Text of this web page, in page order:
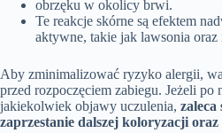
obrzęku w okolicy brwi.
Te reakcje skórne są efektem
aktywne, takie jak lawsonia oraz
Aby zminimalizować ryzyko alergii,
przed rozpoczęciem zabiegu. Jeżeli po
jakiekolwiek objawy uczulenia, zaleca
zaprzestanie dalszej koloryzacji